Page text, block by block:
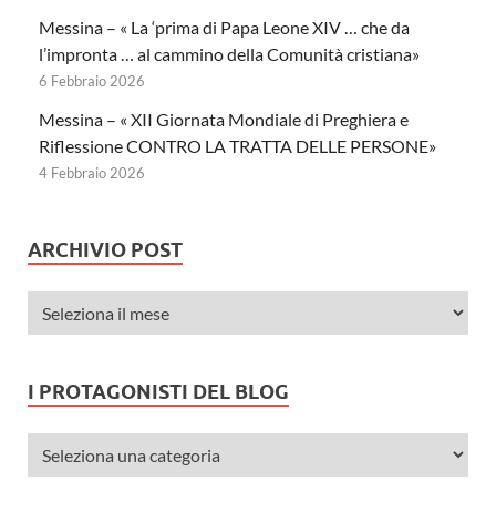
Messina – « La ‘prima di Papa Leone XIV … che da
l’impronta … al cammino della Comunità cristiana»
6 Febbraio 2026
Messina – « XII Giornata Mondiale di Preghiera e
Riflessione CONTRO LA TRATTA DELLE PERSONE»
4 Febbraio 2026
ARCHIVIO POST
I PROTAGONISTI DEL BLOG